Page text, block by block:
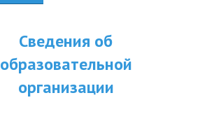
Сведения об
образовательной
организации